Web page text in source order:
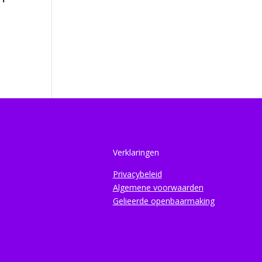
Verklaringen
Privacybeleid
Algemene voorwaarden
Gelieerde openbaarmaking